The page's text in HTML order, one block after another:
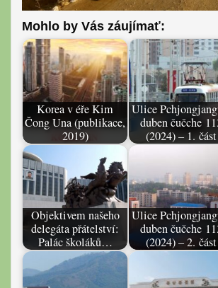
Mohlo by Vás záujímať:
Korea v éře Kim
Čong Una (publikace,
2019)
Ulice
duben čučche
(2024) – 1. část
Objektivem našeho
delegáta přátelství:
Palác školáků…
Ulice
duben čučche
(2024) – 2. část